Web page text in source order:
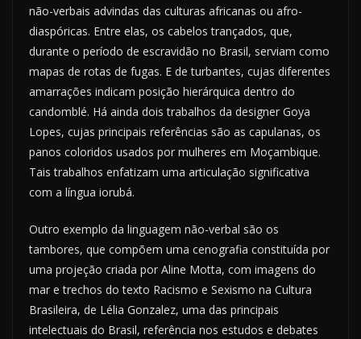
não-verbais advindas das culturas africanas ou afro-
diaspóricas. Entre elas, os cabelos trançados, que,
durante o período de escravidão no Brasil, serviam como
mapas de rotas de fugas. E de turbantes, cujas diferentes
amarrações indicam posição hierárquica dentro do
candomblé. Há ainda dois trabalhos da designer Goya
Lopes, cujas principais referências são as capulanas, os
panos coloridos usados por mulheres em Moçambique.
Tais trabalhos enfatizam uma articulação significativa
com a língua iorubá.
Outro exemplo da linguagem não-verbal são os
tambores, que compõem uma cenografia constituída por
uma projeção criada por Aline Motta, com imagens do
mar e trechos do texto Racismo e Sexismo na Cultura
Brasileira, de Lélia Gonzalez, uma das principais
intelectuais do Brasil, referência nos estudos e debates